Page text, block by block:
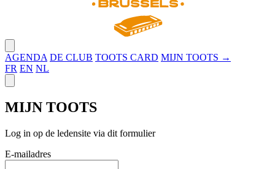
AGENDA DE CLUB TOOTS CARD MIJN TOOTS →
FR EN NL
MIJN TOOTS
Log in op de ledensite via dit formulier
E-mailadres